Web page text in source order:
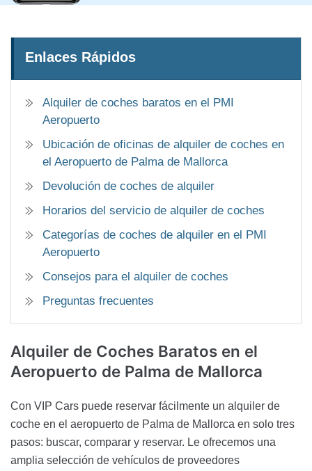
Enlaces Rápidos
Alquiler de coches baratos en el PMI
Aeropuerto
Ubicación de oficinas de alquiler de coches en
el Aeropuerto de Palma de Mallorca
Devolución de coches de alquiler
Horarios del servicio de alquiler de coches
Categorías de coches de alquiler en el PMI
Aeropuerto
Consejos para el alquiler de coches
Preguntas frecuentes
Alquiler de Coches Baratos en el
Aeropuerto de Palma de Mallorca
Con VIP Cars puede reservar fácilmente un alquiler de
coche en el aeropuerto de Palma de Mallorca en solo tres
pasos: buscar, comparar y reservar. Le ofrecemos una
amplia selección de vehículos de proveedores